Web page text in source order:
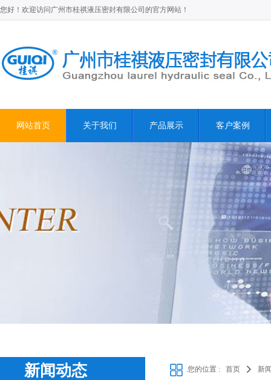
您好！欢迎访问广州市桂祺液压密封有限公司的官方网站！
网站首页 关于我们 产品展示 客户案例
新闻动态 您的位置 : 首页 新